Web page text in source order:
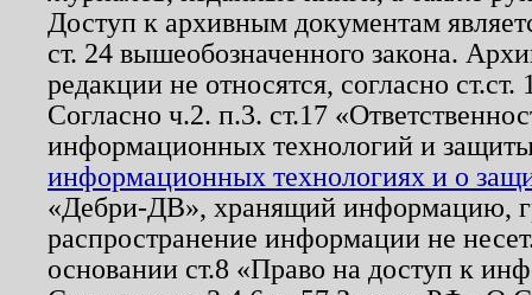
Доступ к архивным документам
ст. 24 вышеобозначенного закона.
редакции не относятся, согласно
Согласно ч.2. п.3. ст.17
информационных технологий и
информационных технологиях и о
«Дебри-ДВ», хранящий информацию,
распространение информации не
основании ст.8 «Право на доступ к